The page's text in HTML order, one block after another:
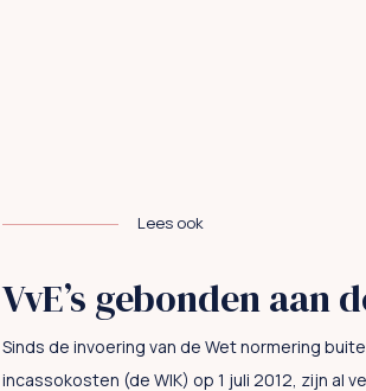
Lees ook
VvE’s gebonden aan
Sinds de invoering van de Wet normering
incassokosten (de WIK) op 1 juli 2012, zijn al